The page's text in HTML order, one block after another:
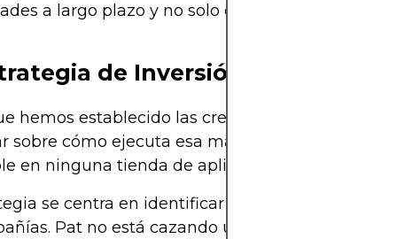
a largo plazo y no solo en el brillo de
de Inversión
hemos establecido las credenciales de Pat, es
sobre cómo ejecuta esa magia de inversión
en ninguna tienda de aplicaciones.
se centra en identificar y entender el ADN
Pat no está cazando unicornios, sino